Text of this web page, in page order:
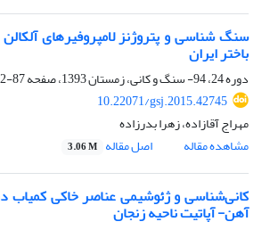
سنگ شناسی و پتروژنز لامپروفیرهای
باختر ایران
دوره 24، 94- سنگ و کانی، زمستان 1393، صفحه
87-102
10.22071/gsj.2015.42745
مهراج آقازاده، زهرا بدرزاده
مشاهده مقاله
اصل مقاله 3.06 M
کانی‌شناسی و ژئوشیمی عناصر خاکی کمیاب
آهن- آپاتیت ناحیه زنجان